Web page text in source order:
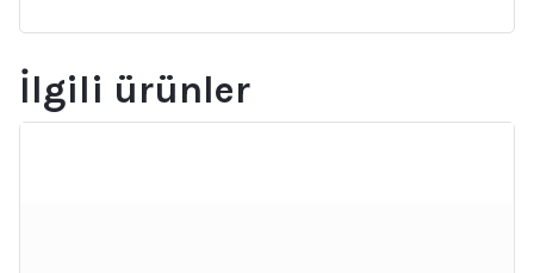
İlgili ürünler